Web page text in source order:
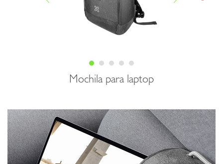
Mochila para laptop